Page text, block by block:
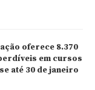
oferece 8.370
em cursos
até 30 de janeiro